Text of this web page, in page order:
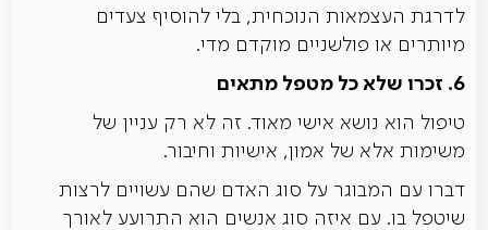
לדרגת העצמאות הנוכחית, בלי להוסיף צעדים
מיותרים או פולשניים מוקדם מדי.
6. זכרו שלא כל מטפל מתאים
טיפול הוא נושא אישי מאוד. זה לא רק עניין של
משימות אלא של אמון, אישיות וחיבור.
דברו עם המבוגר על סוג האדם שהם עשויים לרצות
שיטפל בו. עם איזה סוג אנשים הוא התרועע לאורך